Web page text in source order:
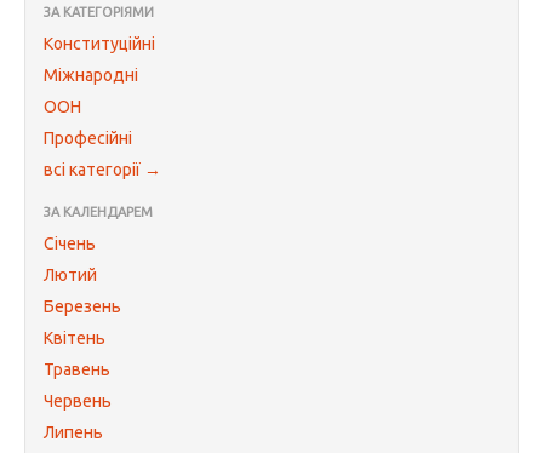
ЗА КАТЕГОРІЯМИ
Конституційні
Міжнародні
ООН
Професійні
всі категорії →
ЗА КАЛЕНДАРЕМ
Січень
Лютий
Березень
Квітень
Травень
Червень
Липень